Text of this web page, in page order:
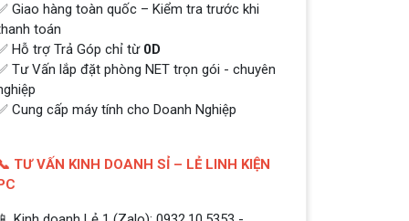
Giao hàng toàn quốc – Kiểm tra trước khi
toán
Hỗ trợ Trả Góp chỉ từ 0D
Tư Vấn lắp đặt phòng NET trọn gói - chuyên
Cung cấp máy tính cho Doanh Nghiệp
TƯ VẤN KINH DOANH SỈ – LẺ LINH KIỆN